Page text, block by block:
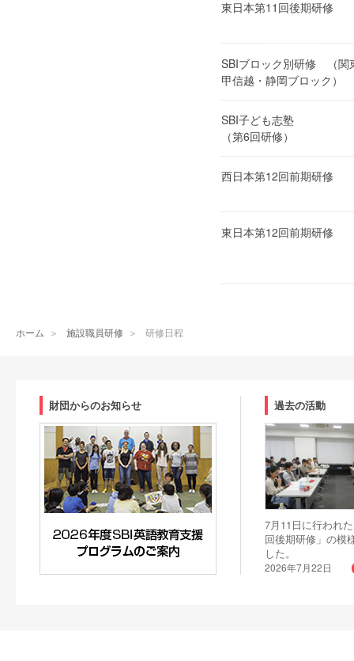
東日本第11回後期研修
SBIブロック別研修 （関
甲信越・静岡ブロック）
SBI子ども志塾
（第6回研修）
西日本第12回前期研修
東日本第12回前期研修
ホーム ＞ 施設職員研修 ＞ 研修日程
財団からのお知らせ 過去の活動
7月11日に行われ
回後期研修」の模
した。
2026年7月22日